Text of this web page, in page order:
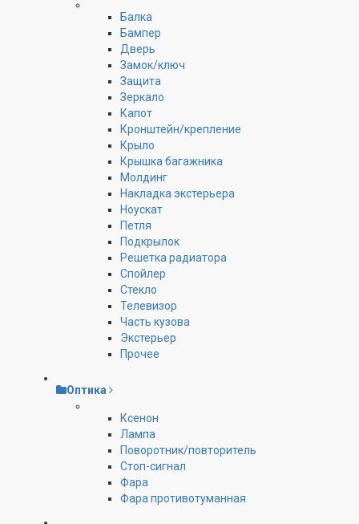
Балка
Бампер
Дверь
Замок/ключ
Защита
Зеркало
Капот
Кронштейн/крепление
Крыло
Крышка багажника
Молдинг
Накладка экстерьера
Ноускат
Петля
Подкрылок
Решетка радиатора
Спойлер
Стекло
Телевизор
Часть кузова
Экстерьер
Прочее
Оптика
Ксенон
Лампа
Поворотник/повторитель
Стоп-сигнал
Фара
Фара противотуманная